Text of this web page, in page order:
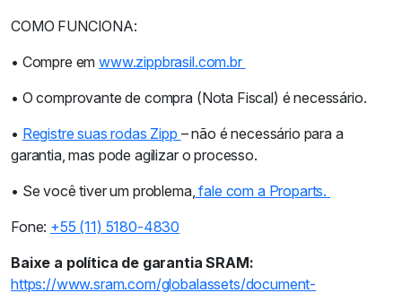
COMO FUNCIONA:
• Compre emwww.zippbrasil.com.br
• O comprovante de compra (Nota Fiscal) é necessário.
• Registre suas rodas Zipp – não é necessário para a
garantia, mas pode agilizar o processo.
• Se você tiver um problema, fale com a Proparts.
Fone: +55 (11) 5180-4830
Baixe a política de garantia SRAM:
https://www.sram.com/globalassets/document-